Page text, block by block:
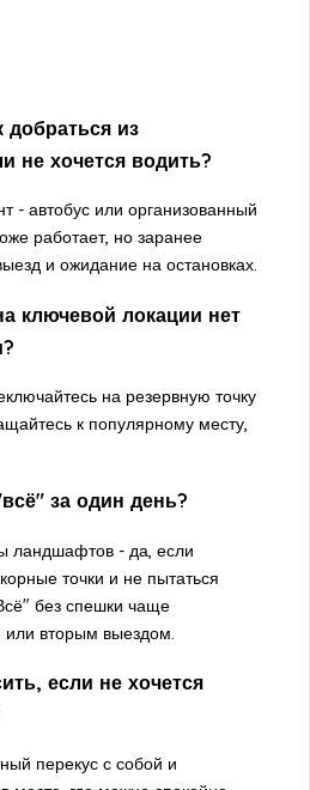
добраться из
не хочется водить?
- автобус или организованный
работает, но заранее
и ожидание на остановках.
ключевой локации нет
на резервную точку
к популярному месту,
за один день?
ландшафтов - да, если
точки и не пытаться
без спешки чаще
или вторым выездом.
если не хочется
перекус с собой и